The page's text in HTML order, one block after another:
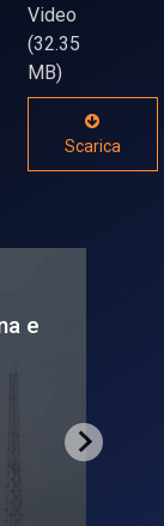
Video
(32.35
MB)
Scarica
e